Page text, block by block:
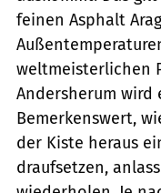
feinen Asphalt
weltmeisterlichen
Andersherum wird
Bemerkenswert,
der Kiste heraus
draufsetzen,